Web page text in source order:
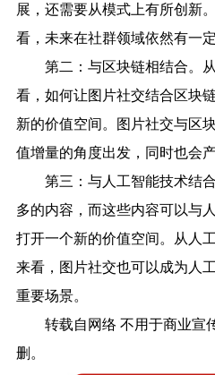
展，还需要从模式上有所创新
看，未来在社群领域依然有一
第二：与区块链相结合。
看，如何让图片社交结合区块
新的价值空间。图片社交与区
值增量的角度出发，同时也会
第三：与人工智能技术结
多的内容，而这些内容可以与
打开一个新的价值空间。从人
来看，图片社交也可以成为人
重要场景。
转载自网络 不用于商业宣
删。